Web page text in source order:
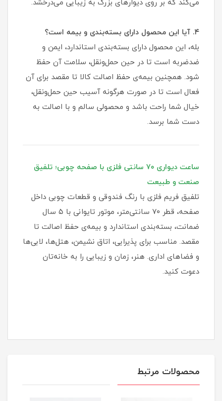
می‌کند که بر روی دیوارهای بزرگ به زیبایی می‌درخشد.
۴. آیا این محصول دارای بسته‌بندی و بیمه است؟
بله، این محصول دارای بسته‌بندی استاندارد، ایمن و
ضدضربه است تا در حین حمل‌ونقل، سلامت آن حفظ
شود. همچنین بیمه‌ی حفظ اصالت کالا تا مقصد برای آن
فعال است تا در صورت هرگونه آسیب حین حمل‌ونقل،
خیال شما راحت باشد و محصولی سالم و با اصالت به
دست شما برسد.
ساعت دیواری ۷۰ سانتی فلزی با صفحه چوبی؛ تلفیق
صنعت و طبیعت
تلفیق فریم فلزی با رنگ فندوقی و قطعات چوبی داخل
صفحه، قطر ۷۰ سانتی‌متر، موتور تایوانی با ۵ سال
ضمانت، بسته‌بندی استاندارد و بیمه‌ی حفظ اصالت تا
مقصد. مناسب برای پذیرایی، اتاق نشیمن، هتل‌ها، لابی‌ها
و فضاهای اداری. هنر، زمان و زیبایی را به خانه‌تان
دعوت کنید.
محصولات مرتبط